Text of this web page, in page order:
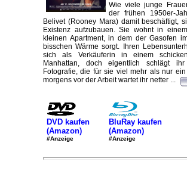
Wie viele junge
der frühen 1950er-
Belivet (Rooney Mara) damit beschäftigt,
Existenz aufzubauen. Sie wohnt in
kleinen Apartment, in dem der Gasofen
bisschen Wärme sorgt. Ihren
sich als Verkäuferin in einem
Manhattan, doch eigentlich schlägt
Fotografie, die für sie viel mehr als nur
morgens vor der Arbeit wartet ihr netter ...
DVD kaufen
(Amazon)
#Anzeige
BluRay kaufen
(Amazon)
#Anzeige